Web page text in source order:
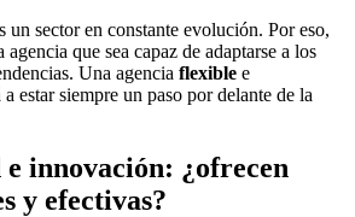
un sector en constante evolución. Por eso,
que sea capaz de adaptarse a los
Una agencia flexible e
a estar siempre un paso por delante de la
innovación: ¿ofrecen
y efectivas?